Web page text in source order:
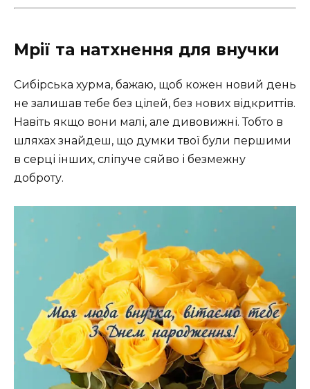
Мрії та натхнення для внучки
Сибірська хурма, бажаю, щоб кожен новий день
не залишав тебе без цілей, без нових відкриттів.
Навіть якщо вони малі, але дивовижні. Тобто в
шляхах знайдеш, що думки твої були першими
в серці інших, сліпуче сяйво і безмежну
доброту.